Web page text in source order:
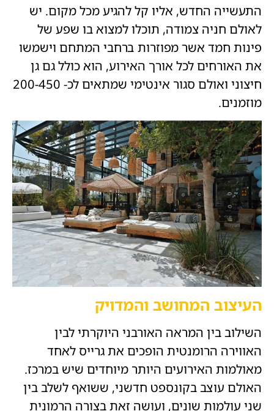
התעשייה החדש, אליו קל להגיע מכל מקום. יש
לאולם חניה צמודה, תוכלו למצוא בו שפע של
פינות חמד אשר מפוזרות ברחבי המתחם וישמשו
את האורחים לכל אורך האירוע, הוא כולל גם גן
חיצוני ואולם סגור אינטימי שמתאים לכ- 200-450
מוזמנים.
העיצוב המחושב והמדויק
השילוב בין המראה האורבני היוקרתי לבין
האווירה הרומנטית הופכים את גרייס לאחד
מאולמות האירועים היותר מיוחדים שיש במרכז.
האולם עוצב בקונספט חדשני, ששואף לשלב בין
שני עולמות שונים, ועושה זאת בצורה הרמונית